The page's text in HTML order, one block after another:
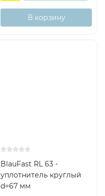
В корзину
BlauFast RL 63 -
уплотнитель круглый
d=67 мм